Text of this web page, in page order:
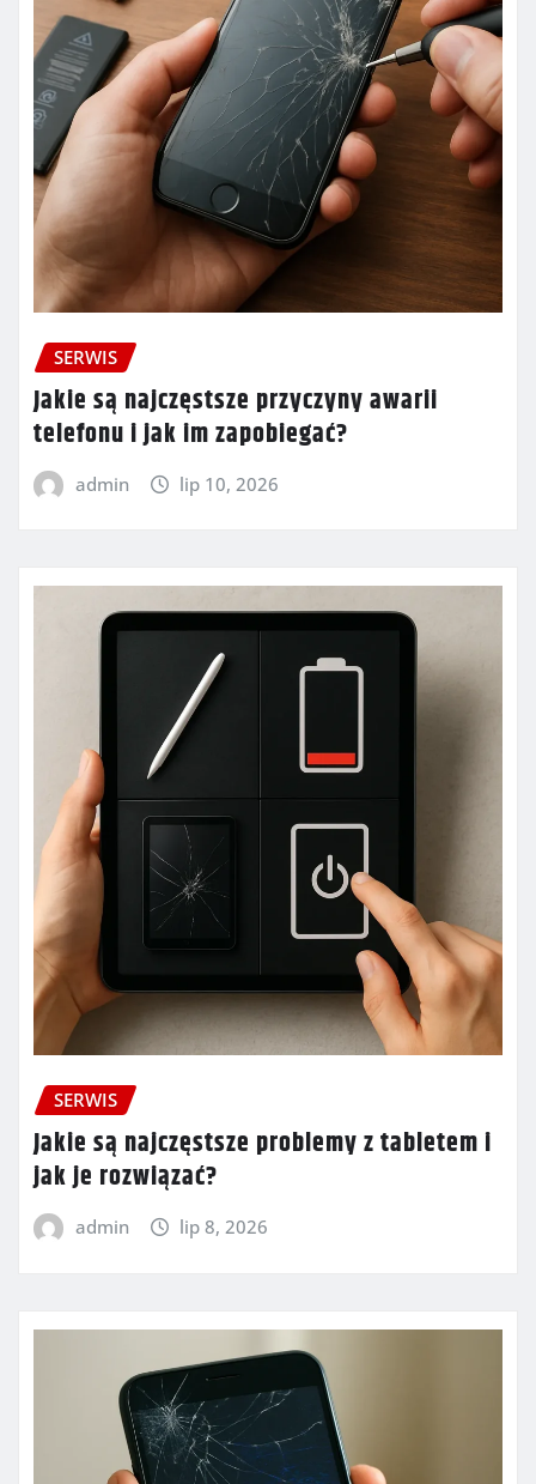
SERWIS
Jakie są najczęstsze przyczyny awarii
telefonu i jak im zapobiegać?
admin lip 10, 2026
SERWIS
Jakie są najczęstsze problemy z tabletem i
jak je rozwiązać?
admin lip 8, 2026